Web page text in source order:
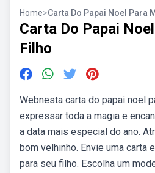
Home>Carta Do Papai Noel Para
Carta Do Papai
Filho
Webnesta carta do papai noel
expressar toda a magia e
a data mais especial do ano.
bom velhinho. Envie uma carta
para seu filho. Escolha um